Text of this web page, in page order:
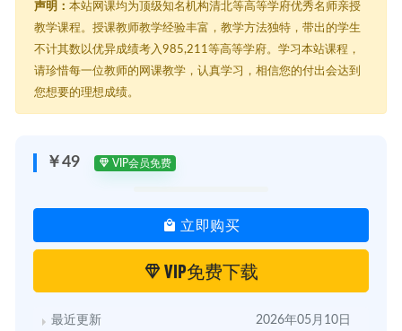
声明： 本站网课均为顶级知名机构清北等高等学府优秀名师亲授
教学课程。授课教师教学经验丰富，教学方法独特，带出的学生
不计其数以优异成绩考入985,211等高等学府。学习本站课程，
请珍惜每一位教师的网课教学，认真学习，相信您的付出会达到
您想要的理想成绩。
￥49 VIP会员免费
立即购买
VIP免费下载
最近更新 2026年05月10日